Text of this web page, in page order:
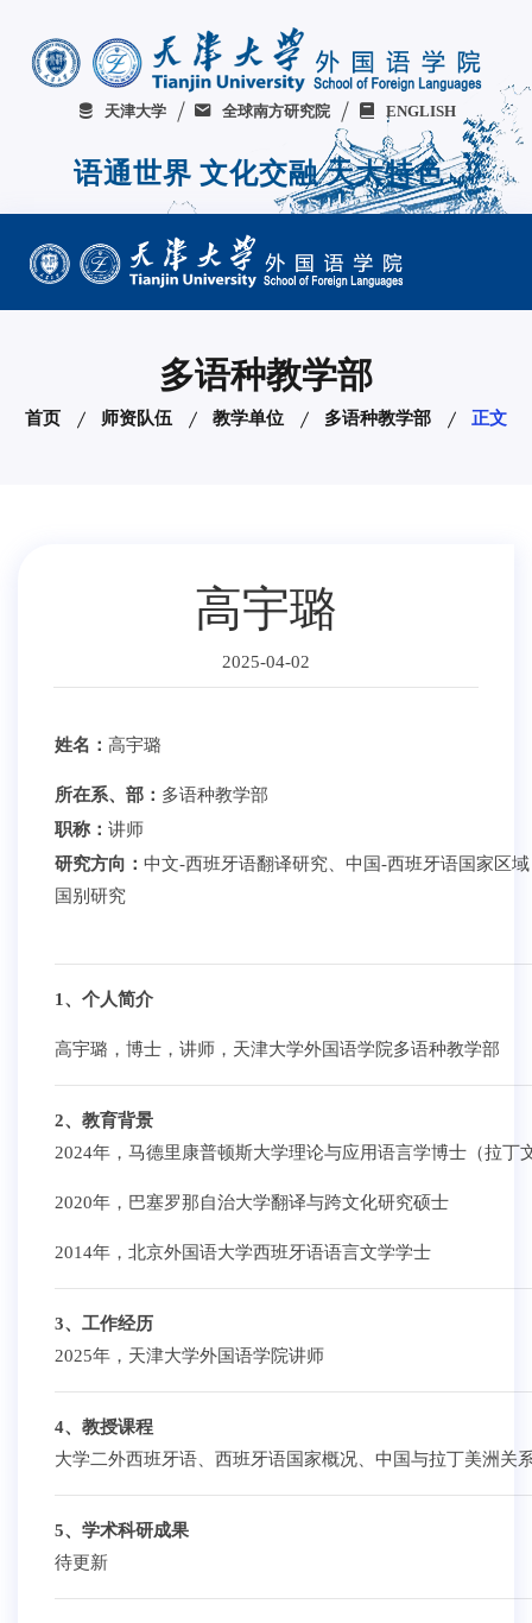
天津大学 全球南方研究院 ENGLISH
语通世界 文化交融 天大特色
多语种教学部
首页 师资队伍 教学单位 多语种教学部 正文
高宇璐
2025-04-02
姓名： 高宇璐
所在系、部： 多语种教学部
职称： 讲师
研究方向： 中文-西班牙语翻译研究、中国-西班牙语国家区域
国别研究
1、个人简介
高宇璐，博士，讲师，天津大学外国语学院多语种教学部
2、教育背景
2024年，马德里康普顿斯大学理论与应用语言学博士（拉丁
2020年，巴塞罗那自治大学翻译与跨文化研究硕士
2014年，北京外国语大学西班牙语语言文学学士
3、工作经历
2025年，天津大学外国语学院讲师
4、教授课程
大学二外西班牙语、西班牙语国家概况、中国与拉丁美洲关
5、学术科研成果
待更新